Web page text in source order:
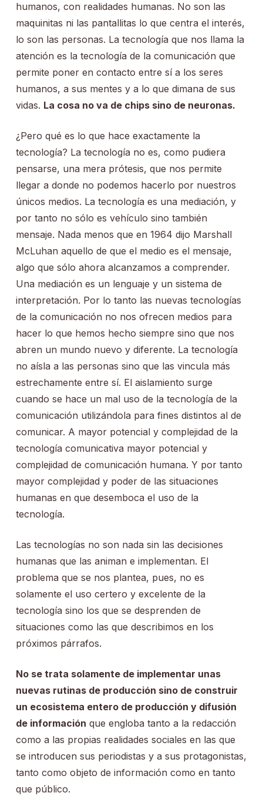
humanos, con realidades humanas. No son las
maquinitas ni las pantallitas lo que centra el interés,
lo son las personas. La tecnología que nos llama la
atención es la tecnología de la comunicación que
permite poner en contacto entre sí a los seres
humanos, a sus mentes y a lo que dimana de sus
vidas. La cosa no va de chips sino de neuronas.
¿Pero qué es lo que hace exactamente la
tecnología? La tecnología no es, como pudiera
pensarse, una mera prótesis, que nos permite
llegar a donde no podemos hacerlo por nuestros
únicos medios. La tecnología es una mediación, y
por tanto no sólo es vehículo sino también
mensaje. Nada menos que en 1964 dijo Marshall
McLuhan aquello de que el medio es el mensaje,
algo que sólo ahora alcanzamos a comprender.
Una mediación es un lenguaje y un sistema de
interpretación. Por lo tanto las nuevas tecnologías
de la comunicación no nos ofrecen medios para
hacer lo que hemos hecho siempre sino que nos
abren un mundo nuevo y diferente. La tecnología
no aísla a las personas sino que las vincula más
estrechamente entre sí. El aislamiento surge
cuando se hace un mal uso de la tecnología de la
comunicación utilizándola para fines distintos al de
comunicar. A mayor potencial y complejidad de la
tecnología comunicativa mayor potencial y
complejidad de comunicación humana. Y por tanto
mayor complejidad y poder de las situaciones
humanas en que desemboca el uso de la
tecnología.
Las tecnologías no son nada sin las decisiones
humanas que las animan e implementan. El
problema que se nos plantea, pues, no es
solamente el uso certero y excelente de la
tecnología sino los que se desprenden de
situaciones como las que describimos en los
próximos párrafos.
No se trata solamente de implementar unas
nuevas rutinas de producción sino de construir
un ecosistema entero de producción y difusión
de información que engloba tanto a la redacción
como a las propias realidades sociales en las que
se introducen sus periodistas y a sus protagonistas,
tanto como objeto de información como en tanto
que público.